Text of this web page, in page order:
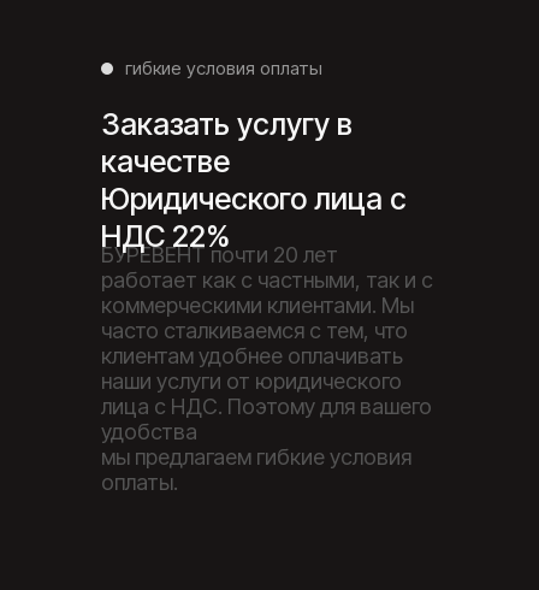
БУРЕВЕНТ почти 20 лет
работает как с частными, так и с
коммерческими клиентами. Мы
часто сталкиваемся с тем, что
клиентам удобнее оплачивать
наши услуги от юридического
лица с НДС. Поэтому для вашего
удобства
мы предлагаем гибкие условия
оплаты.
Заказать услугу в
качестве
Юридического лица с
НДС 22%
гибкие условия оплаты